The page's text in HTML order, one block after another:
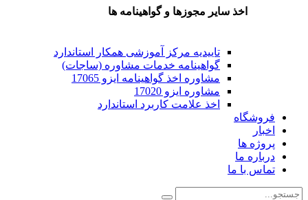
اخذ سایر مجوزها و گواهینامه ها
تاییدیه مرکز آموزشی همکار استاندارد
گواهینامه خدمات مشاوره (ساجات)
مشاوره اخذ گواهینامه ایزو 17065
مشاوره ایزو 17020
اخذ علامت کاربرد استاندارد
فروشگاه
اخبار
پروژه ها
درباره ما
تماس با ما